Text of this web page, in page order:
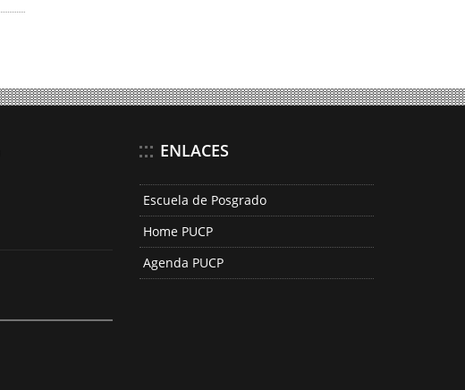
ENLACES
Escuela de Posgrado
Home PUCP
Agenda PUCP